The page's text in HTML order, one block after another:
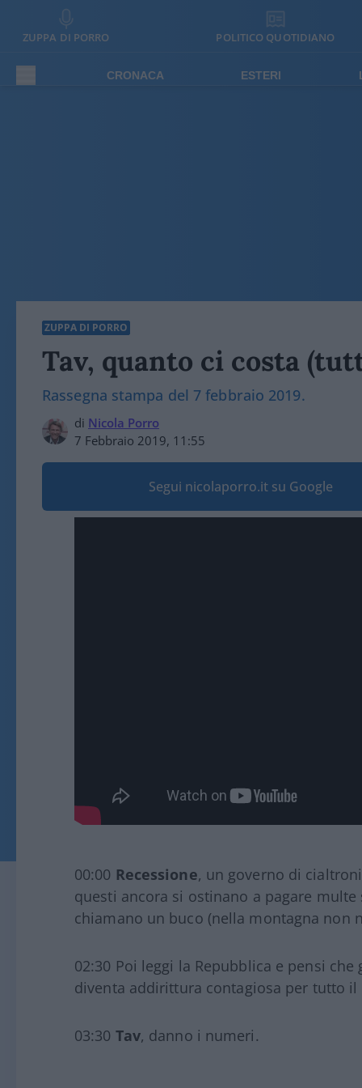
ZUPPA DI PORRO POLITICO QUOTIDIANO
CRONACA ESTERI
ZUPPA DI PORRO
Tav, quanto ci costa
Rassegna stampa del 7 febbraio 2019.
di Nicola Porro
7 Febbraio 2019, 11:55
Segui nicolaporro.it su Google
00:00 Recessione, un governo di
questi ancora si ostinano a pagare
chiamano un buco (nella montagna non
02:30 Poi leggi la Repubblica e pensi
diventa addirittura contagiosa per tutto il
03:30 Tav, danno i numeri.